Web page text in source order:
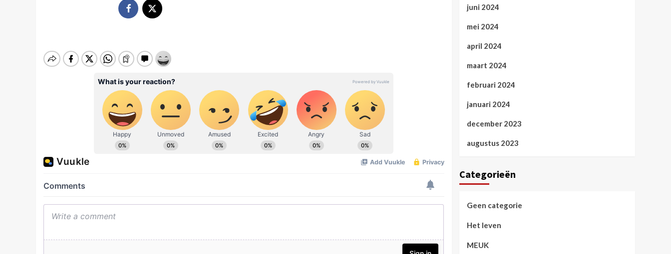
juni 2024
mei 2024
april 2024
maart 2024
februari 2024
januari 2024
december 2023
augustus 2023
Categorieën
Geen categorie
Het leven
MEUK